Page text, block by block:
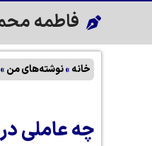
فاطمه
خانه»نوشته‌های من»
چه عاملی